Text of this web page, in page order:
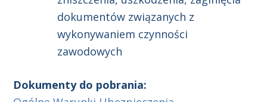
dokumentów związanych z
wykonywaniem czynności
zawodowych
Dokumenty do pobrania: